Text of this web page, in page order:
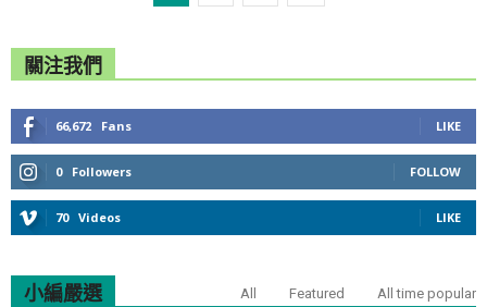
關注我們
66,672 Fans LIKE
0 Followers FOLLOW
70 Videos LIKE
小編嚴選 All Featured All time popular